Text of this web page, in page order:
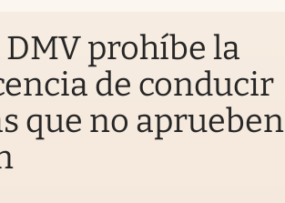
prohíbe la
de conducir
que no aprueben